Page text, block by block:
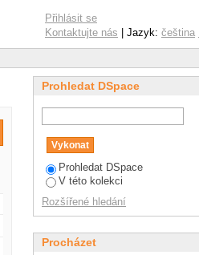
Přihlásit se
Kontaktujte nás | Jazyk: čeština
Prohledat DSpace
Prohledat DSpace
V této kolekci
Rozšířené hledání
Procházet